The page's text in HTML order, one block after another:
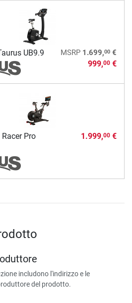
UB9.9 MSRP 1.699,00€
999,00€
Pro
1.999,00€
includono l'indirizzo e le
del prodotto.